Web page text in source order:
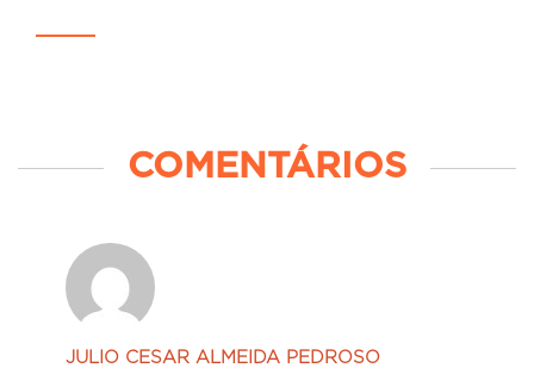
COMENTÁRIOS
JULIO CESAR ALMEIDA PEDROSO